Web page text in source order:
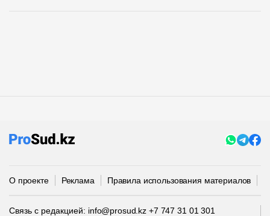
О проекте Реклама Правила использования материалов
Связь с редакцией: info@prosud.kz +7 747 31 01 301